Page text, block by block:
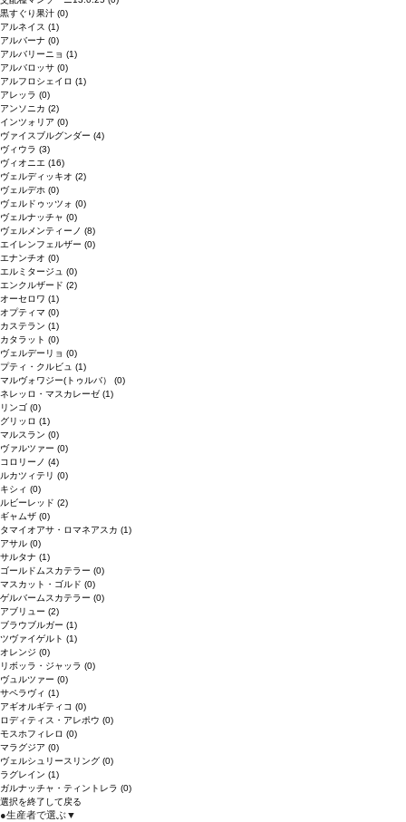
黒すぐり果汁 (0)
アルネイス (1)
アルバーナ (0)
アルバリーニョ (1)
アルバロッサ (0)
アルフロシェイロ (1)
アレッラ (0)
アンソニカ (2)
インツォリア (0)
ヴァイスブルグンダー (4)
ヴィウラ (3)
ヴィオニエ (16)
ヴェルディッキオ (2)
ヴェルデホ (0)
ヴェルドゥッツォ (0)
ヴェルナッチャ (0)
ヴェルメンティーノ (8)
エイレンフェルザー (0)
エナンチオ (0)
エルミタージュ (0)
エンクルザード (2)
オーセロワ (1)
オプティマ (0)
カステラン (1)
カタラット (0)
ヴェルデーリョ (0)
プティ・クルビュ (1)
マルヴォワジー(トゥルバ） (0)
ネレッロ・マスカレーゼ (1)
リンゴ (0)
グリッロ (1)
マルスラン (0)
ヴァルツァー (0)
コロリーノ (4)
ルカツィテリ (0)
キシィ (0)
ルビーレッド (2)
ギャムザ (0)
タマイオアサ・ロマネアスカ (1)
アサル (0)
サルタナ (1)
ゴールドムスカテラー (0)
マスカット・ゴルド (0)
ゲルバームスカテラー (0)
アブリュー (2)
ブラウブルガー (1)
ツヴァイゲルト (1)
オレンジ (0)
リボッラ・ジャッラ (0)
ヴュルツァー (0)
サペラヴィ (1)
アギオルギティコ (0)
ロディティス・アレポウ (0)
モスホフィレロ (0)
マラグジア (0)
ヴェルシュリースリング (0)
ラグレイン (1)
ガルナッチャ・ティントレラ (0)
選択を終了して戻る
●生産者で選ぶ▼